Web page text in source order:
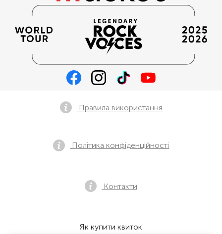
Правила використання
Політика конфіденційності
Контакти
Як купити квиток